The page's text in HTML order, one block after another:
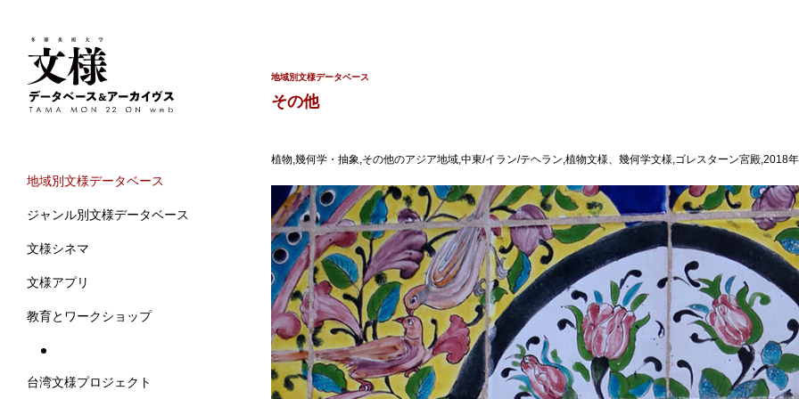
地域別文様データベース
ジャンル別文様データベース
文様シネマ
文様アプリ
教育とワークショップ
台湾文様プロジェクト
地域別文様データベース
その他
植物,幾何学・抽象,その他のアジア地域,中東/イラン/テヘラン,植物文様、幾何学文様,ゴレスターン宮殿,2018